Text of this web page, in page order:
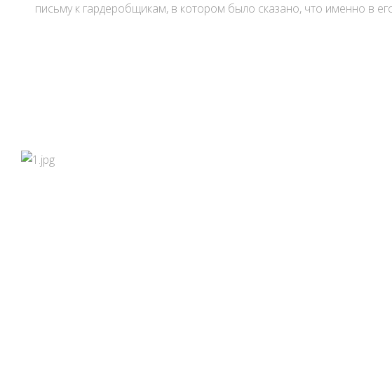
письму к гардеробщикам, в котором было сказано, что именно в